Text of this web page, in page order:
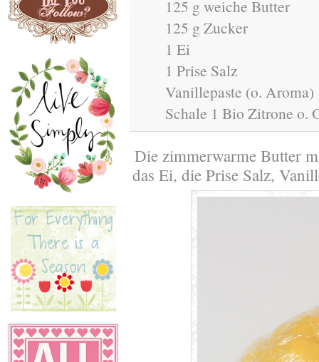
125 g weiche Butter
125 g Zucker
1 Ei
1 Prise Salz
Vanillepaste (o. Aroma)
Schale 1 Bio Zitrone o.
Die zimmerwarme Butter
das Ei, die Prise Salz,